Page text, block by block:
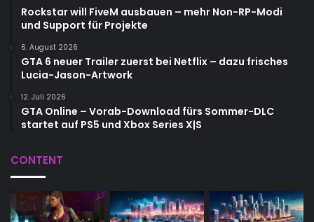
Rockstar will FiveM ausbauen – mehr Non-RP-Modi
und Support für Projekte
6. August 2026
GTA 6 neuer Trailer zuerst bei Netflix – dazu frisches
Lucia-Jason-Artwork
12. Juli 2026
GTA Online – Vorab-Download fürs Sommer-DLC
startet auf PS5 und Xbox Series X|S
CONTENT